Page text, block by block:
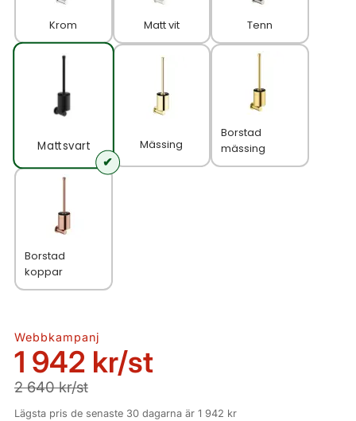
Krom Matt vit Tenn
Matt svart Mässing
Borstad
mässing
Borstad
koppar
Webbkampanj
1 942 kr/st
2 640 kr/st
Lägsta pris de senaste 30 dagarna är 1 942 kr